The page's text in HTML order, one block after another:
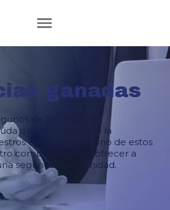
ganadas
de los casos de
que han marcado la
clientes. Cada uno de estos
compromiso por ofrecer a
segunda oportunidad.